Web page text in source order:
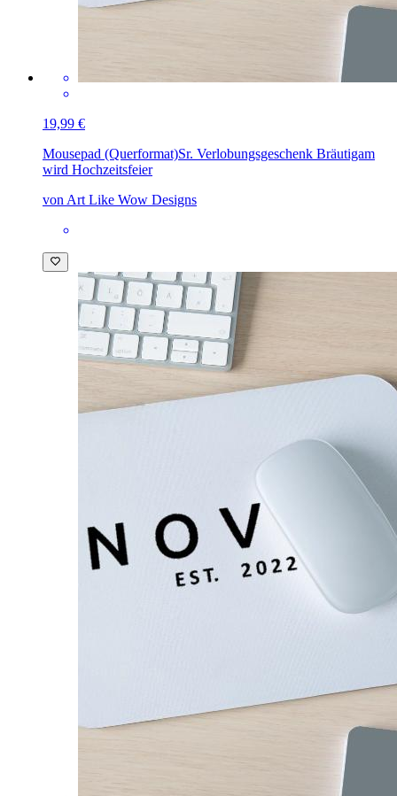
19,99 €
Mousepad (Querformat)Sr. Verlobungsgeschenk Bräutigam
wird Hochzeitsfeier
von Art Like Wow Designs